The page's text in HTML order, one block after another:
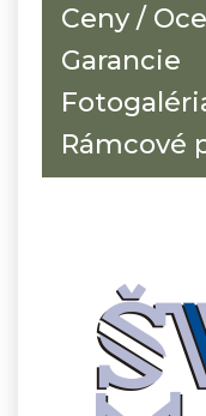
Ceny /
Garancie
Rámcové